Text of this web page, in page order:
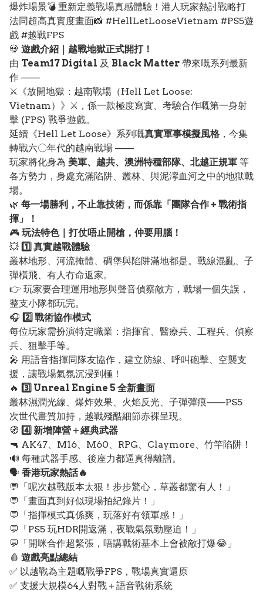
爆炸場景💣 重新定義戰場真感體驗！港人玩家熱討戰略打
法同超高真實度畫面📸 #HellLetLooseVietnam #PS5遊
戲 #越戰FPS
💀 遊戲介紹｜越戰地獄正式開打！
由 Team17 Digital 及 Black Matter 帶來嘅系列最新
作 ——
⚔️《放開地獄：越南戰場（Hell Let Loose:
Vietnam）》⚔️，係一款極度寫實、考驗合作嘅第一身射
擊 (FPS) 戰爭遊戲。
延續《Hell Let Loose》系列嘅真實軍事模擬風格 ，今集
轉戰六〇年代的越南戰場 ——
玩家將化身為 美軍、越共、澳洲特種部隊、北越正規軍 等
各方勢力，身處充滿陷阱、叢林、與泥濘血河之中的地獄戰
場。
🌿 每一場勝利，不止靠技術，而係靠「團隊合作 + 戰術指
揮」！
🎮 玩法特色｜打仗唔止開槍，仲要用腦！
💥 1️⃣ 真實越戰體驗
叢林地形、河流掩體、碉堡與陷阱滿地都是。戰線混亂、子
彈橫飛、有人冇命返家。
👉 玩家要合理運用地形與聲音偵察敵方，戰場一個失誤，
整支小隊都玩完。
🎧 2️⃣ 戰術協作模式
每位玩家需扮演特定職業：指揮官、醫療兵、工程兵、偵察
兵、狙擊手等。
🎤 用語音指揮同隊友協作，建立防線、呼叫砲擊、空襲支
援，讓戰場氣氛沉浸到極！
🔥 3️⃣ Unreal Engine 5 全新畫面
叢林濕潤光線、爆炸效果、火焰反光、子彈彈痕——PS5
次世代畫質加持，越戰殘酷細節赤裸呈現。
🧭 4️⃣ 新增陣營＋經典武器
🔫 AK47、M16、M60、RPG、Claymore、竹竿陷阱！
🔊 每種武器手感、後座力都逼真得離譜。
🗣️ 香港玩家熱話🔥
💬「呢次越戰版本太狠！步步驚心，草叢都驚有人！」
💬「畫面真到好似現場拍紀錄片！」
💬「指揮模式真係爽，玩落好有領軍感！」
💬「PS5 玩HDR開返滿，夜戰氣氛勁壓迫！」
💬「開咪合作超緊張，唔講戰術基本上會被敵打爆😂」
🩸 遊戲亮點總結
✅ 以越戰為主題嘅戰爭FPS，戰場真實還原
✅ 支援大規模64人對戰＋語音戰術系統